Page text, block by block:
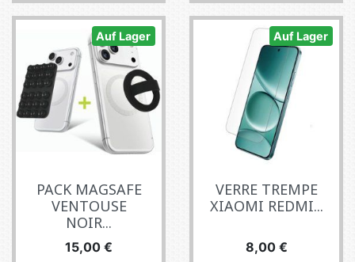
Auf Lager
PACK MAGSAFE
VENTOUSE
NOIR...
Preis
15,00 €
Auf Lager
VERRE TREMPE
XIAOMI REDMI...
Preis
8,00 €